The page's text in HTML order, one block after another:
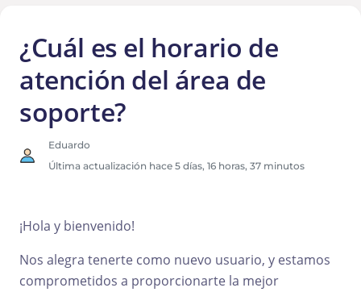
¿Cuál es el horario de
atención del área de
soporte?
Eduardo
Última actualización hace 5 días, 16 horas, 37 minutos
¡Hola y bienvenido!
Nos alegra tenerte como nuevo usuario, y estamos
comprometidos a proporcionarte la mejor